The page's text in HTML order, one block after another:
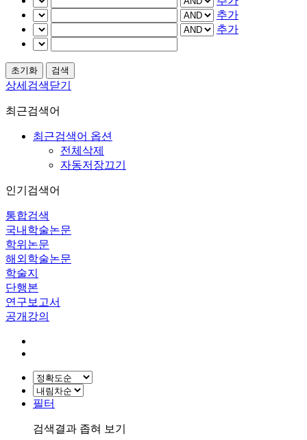
추가
추가
상세검색닫기
최근검색어
최근검색어 옵션
전체삭제
자동저장끄기
인기검색어
통합검색
국내학술논문
학위논문
해외학술논문
학술지
단행본
연구보고서
공개강의
필터
검색결과 좁혀 보기